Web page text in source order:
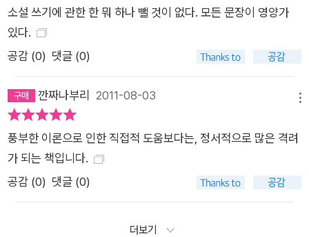
소설 쓰기에 관한 한 뭐 하나 뺄 것이 없다. 모든 문장이 영양가
있다.
공감 (0) 댓글 (0)
깐짜나부리 2011-08-03
풍부한 이론으로 인한 직접적 도움보다는, 정서적으로 많은 격려
가 되는 책입니다.
공감 (0) 댓글 (0)
더보기